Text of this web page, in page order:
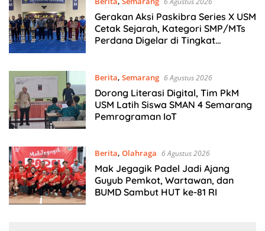
Gerakan Aksi Paskibra Series X USM
Cetak Sejarah, Kategori SMP/MTs
Perdana Digelar di Tingkat
Berita, Semarang 6 Agustus 2026
Dorong Literasi Digital, Tim PkM
USM Latih Siswa SMAN 4 Semarang
Pemrograman IoT
Berita, Olahraga 6 Agustus 2026
Mak Jegagik Padel Jadi Ajang
Guyub Pemkot, Wartawan, dan
BUMD Sambut HUT ke-81 RI